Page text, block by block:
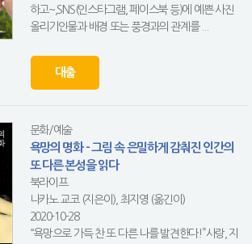
하고~,SNS(인스타그램, 페이스북 등)에 예쁜 사진
올리기인물과 배경 또는 풍경과의 관계를 ...
대출
문화/예술
욕망의 명화 - 그림 속 은밀하게 감춰진 인간의
또 다른 본성을 읽다
북라이프
나카노 교코 (지은이), 최지영 (옮긴이)
2020-10-28
“욕망으로 가득 찬 또 다른 나를 발견한다!”사랑, 지